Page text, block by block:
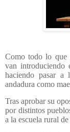
Como todo lo que
van introduciendo
haciendo pasar a
andadura como
Tras aprobar su
por distintos
a la escuela rural